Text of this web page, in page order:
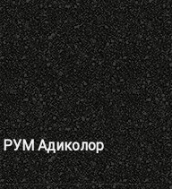
РУМ Адиколор